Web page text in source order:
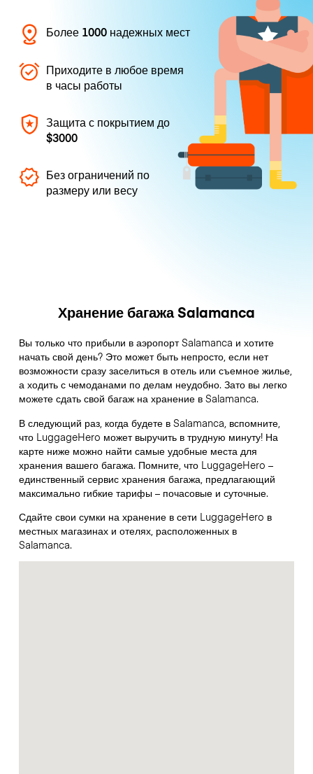
Более 1000 надежных мест
Приходите в любое время
в часы работы
Защита с покрытием до
$3000
Без ограничений по
размеру или весу
Хранение багажа Salamanca
Вы только что прибыли в аэропорт Salamanca и хотите
начать свой день? Это может быть непросто, если нет
возможности сразу заселиться в отель или съемное жилье,
а ходить с чемоданами по делам неудобно. Зато вы легко
можете сдать свой багаж на хранение в Salamanca.
В следующий раз, когда будете в Salamanca, вспомните,
что LuggageHero может выручить в трудную минуту! На
карте ниже можно найти самые удобные места для
хранения вашего багажа. Помните, что LuggageHero –
единственный сервис хранения багажа, предлагающий
максимально гибкие тарифы – почасовые и суточные.
Сдайте свои сумки на хранение в сети LuggageHero в
местных магазинах и отелях, расположенных в
Salamanca.